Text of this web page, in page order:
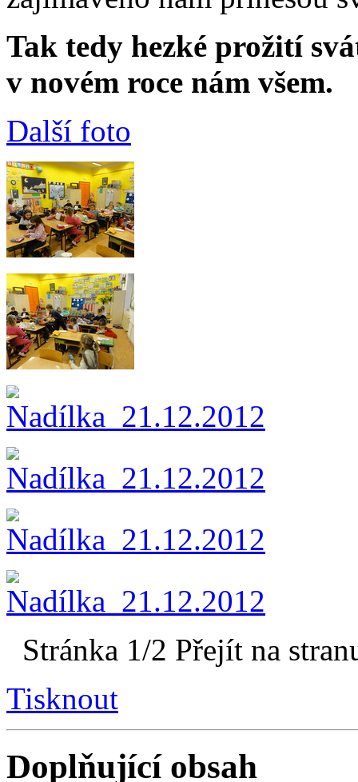
Tak tedy hezké prožití
v novém roce nám všem.
Další foto
Stránka 1/2 Přejít na
Tisknout
Doplňující obsah